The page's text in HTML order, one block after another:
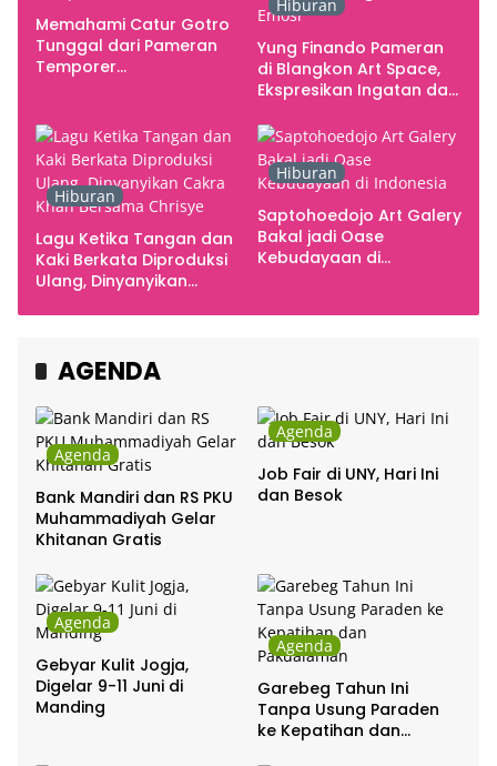
Memahami Catur Gotro
Tunggal dari Pameran
Temporer
Hiburan
Yung Finando Pameran
di Blangkon Art Space,
Ekspresikan Ingatan dan
Hiburan
Lagu Ketika Tangan dan
Kaki Berkata Diproduksi
Ulang, Dinyanyikan
Chrisye
Hiburan
Saptohoedojo Art Galery
Bakal jadi Oase
Kebudayaan di
AGENDA
Agenda
Bank Mandiri dan RS PKU
Muhammadiyah Gelar
Khitanan Gratis
Agenda
Job Fair di UNY, Hari Ini
dan Besok
Agenda
Gebyar Kulit Jogja,
Digelar 9-11 Juni di
Manding
Agenda
Garebeg Tahun Ini
Tanpa Usung Paraden
ke Kepatihan dan